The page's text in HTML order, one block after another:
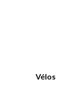
Vélos